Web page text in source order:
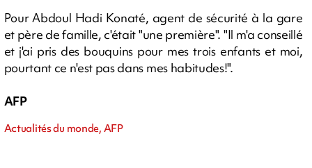
Pour Abdoul Hadi Konaté, agent de sécurité à la gare
et père de famille, c'était "une première". "Il m'a conseillé
et j'ai pris des bouquins pour mes trois enfants et moi,
pourtant ce n'est pas dans mes habitudes!".
AFP
Actualités du monde, AFP